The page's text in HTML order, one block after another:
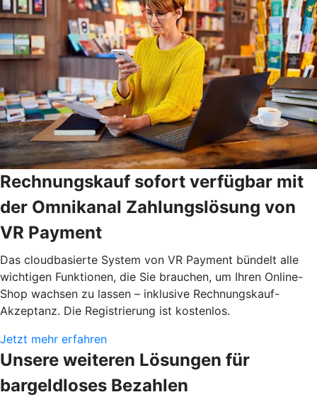
Rechnungskauf sofort verfügbar mit
der Omnikanal Zahlungslösung von
VR Payment
Das cloudbasierte System von VR Payment bündelt alle
wichtigen Funktionen, die Sie brauchen, um Ihren Online-
Shop wachsen zu lassen – inklusive Rechnungskauf-
Akzeptanz. Die Registrierung ist kostenlos.
Jetzt mehr erfahren
Unsere weiteren Lösungen für
bargeldloses Bezahlen